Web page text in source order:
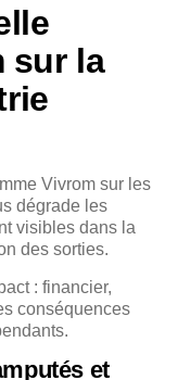
sur la
Vivrom sur les
dégrade les
visibles dans la
des sorties.
: financier,
conséquences
et